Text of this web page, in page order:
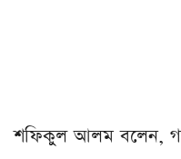
শফিকুল আলম বলেন, গত